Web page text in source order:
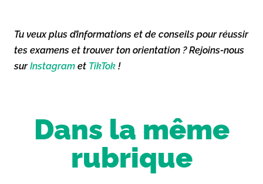
Tu veux plus d’informations et de conseils pour réussir
tes examens et trouver ton orientation ? Rejoins-nous
surInstagram et TikTok !
Dans la même
rubrique